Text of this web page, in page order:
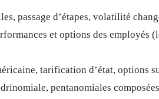
passage d’étapes, volatilité
et options des employés
tarification d’état, options
pentanomiales